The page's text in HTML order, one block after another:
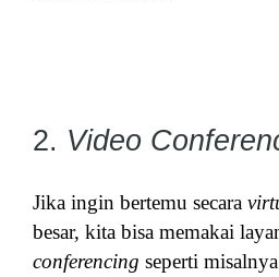
2. Video
Jika ingin bertemu secara
besar, kita bisa memakai
conferencing seperti misalnya